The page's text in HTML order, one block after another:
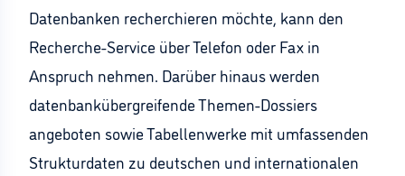
Datenbanken recherchieren möchte, kann den
Recherche-Service über Telefon oder Fax in
Anspruch nehmen. Darüber hinaus werden
datenbankübergreifende Themen-Dossiers
angeboten sowie Tabellenwerke mit umfassenden
Strukturdaten zu deutschen und internationalen